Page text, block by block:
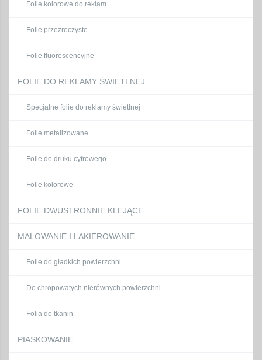
Folie kolorowe do reklam
Folie przezroczyste
Folie fluorescencyjne
FOLIE DO REKLAMY ŚWIETLNEJ
Specjalne folie do reklamy świetlnej
Folie metalizowane
Folie do druku cyfrowego
Folie kolorowe
FOLIE DWUSTRONNIE KLEJĄCE
MALOWANIE I LAKIEROWANIE
Folie do gładkich powierzchni
Do chropowatych nierównych powierzchni
Folia do tkanin
PIASKOWANIE